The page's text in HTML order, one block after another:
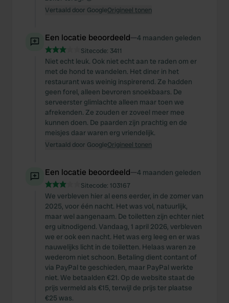
Vertaald door GoogleOrigineel tonen
Een locatie beoordeeld—4 maanden geleden
Sitecode: 3411
Niet echt leuk. Ook niet echt aan te raden om er
met de hond te wandelen. Het diner in het
restaurant was weinig inspirerend. Ze hadden
geen forel, alleen bevroren snoekbaars. De
serveerster glimlachte alleen maar toen we
afrekenden. Ze zouden er zoveel meer mee
kunnen doen. De paarden zijn prachtig en de
meisjes daar waren erg vriendelijk.
Vertaald door GoogleOrigineel tonen
Een locatie beoordeeld—4 maanden geleden
Sitecode: 103167
We verbleven hier al eens eerder, in de zomer van
2025, voor één nacht. Het was vol, natuurlijk,
maar wel aangenaam. De toiletten zijn echter niet
erg uitnodigend. Vandaag, 1 april 2026, verbleven
we er ook een nacht. Het was erg leeg en er was
nauwelijks licht in de toiletten. Helaas waren ze
wederom niet schoon. Betaling dient contant of
via PayPal te geschieden, maar PayPal werkte
niet. We betaalden €21. Op de website staat de
prijs vermeld als €15, terwijl de prijs ter plaatse
€25 was.